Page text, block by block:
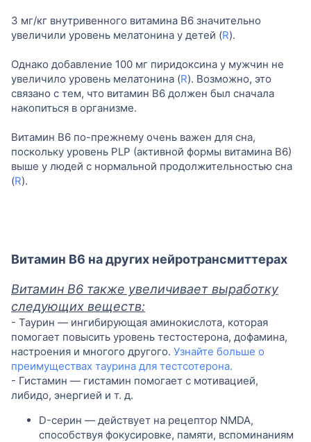
3 мг/кг внутривенного витамина B6 значительно
увеличили уровень мелатонина у детей (R).
Однако добавление 100 мг пиридоксина у мужчин не
увеличило уровень мелатонина (R). Возможно, это
связано с тем, что витамин B6 должен был сначала
накопиться в организме.
Витамин B6 по-прежнему очень важен для сна,
поскольку уровень PLP (активной формы витамина B6)
выше у людей с нормальной продолжительностью сна
(R).
Витамин B6 на других нейротрансмиттерах
Витамин B6 также увеличивает выработку
следующих веществ:
- Таурин — ингибирующая аминокислота, которая
помогает повысить уровень тестостерона, дофамина,
настроения и многого другого. Узнайте больше о
преимуществах таурина для тестсотерона.
- Гистамин — гистамин помогает с мотивацией,
либидо, энергией и т. д.
D-серин — действует на рецептор NMDA,
способствуя фокусировке, памяти, вспоминаниям